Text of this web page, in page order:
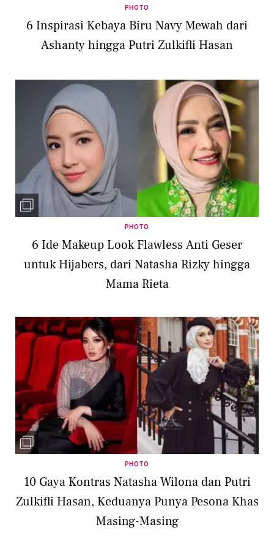
PHOTO
6 Inspirasi Kebaya Biru Navy Mewah dari
Ashanty hingga Putri Zulkifli Hasan
PHOTO
6 Ide Makeup Look Flawless Anti Geser
untuk Hijabers, dari Natasha Rizky hingga
Mama Rieta
PHOTO
10 Gaya Kontras Natasha Wilona dan Putri
Zulkifli Hasan, Keduanya Punya Pesona Khas
Masing-Masing